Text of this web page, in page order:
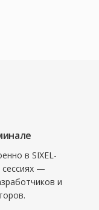
в SIXEL-
—
и